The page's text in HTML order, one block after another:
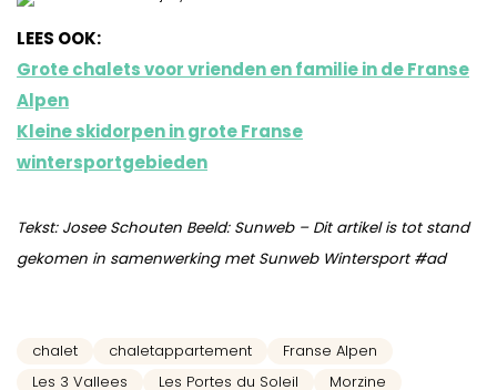
LEES OOK:
Grote chalets voor vrienden en familie in de Franse
Alpen
Kleine skidorpen in grote Franse
wintersportgebieden
Tekst: Josee Schouten Beeld: Sunweb – Dit artikel is tot stand
gekomen in samenwerking met Sunweb Wintersport #ad
chalet chaletappartement
Franse Alpen
Les 3 Vallees
Les Portes du Soleil
Morzine